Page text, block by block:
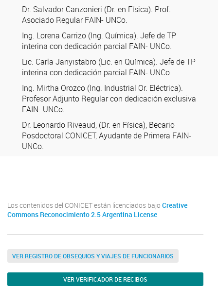
Dr. Salvador Canzonieri (Dr. en Física). Prof.
Asociado Regular FAIN- UNCo.
Ing. Lorena Carrizo (Ing. Química). Jefe de TP
interina con dedicación parcial FAIN- UNCo.
Lic. Carla Janyistabro (Lic. en Química). Jefe de TP
interina con dedicación parcial FAIN- UNCo
Ing. Mirtha Orozco (Ing. Industrial Or. Eléctrica).
Profesor Adjunto Regular con dedicación exclusiva
FAIN- UNCo.
Dr. Leonardo Riveaud, (Dr. en Física), Becario
Posdoctoral CONICET, Ayudante de Primera FAIN-
UNCo.
Los contenidos del CONICET están licenciados bajo Creative
Commons Reconocimiento 2.5 Argentina License
VER REGISTRO DE OBSEQUIOS Y VIAJES DE FUNCIONARIOS
VER VERIFICADOR DE RECIBOS